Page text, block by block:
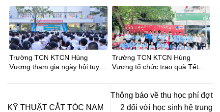
Lưu tại Trường TCN
KTCNHùng Vương
Trường TCN KTCN Hùng
Vương tham gia ngày hội tuyển
Trường TCN KTCN Hùng
Vương tổ chức trao quà Tết
KỸ THUẬT CẮT TÓC NAM
Thông báo về thu học phí đợt
2 đối với học sinh hệ trung